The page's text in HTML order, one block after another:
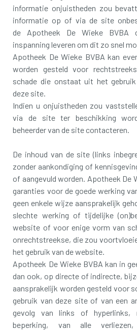
informatie onjuistheden zou
informatie op of via de site
de Apotheek De Wieke BVBA
inspanning leveren om dit zo snel
Apotheek De Wieke BVBA kan
worden gesteld voor
schade die onstaat uit het
deze site.
Indien u onjuistheden zou
via de site ter beschikking
beheerder van de site contacteren.
De inhoud van de site (links
zonder aankondiging of
of aangevuld worden. Apotheek De
garanties voor de goede werking
geen enkele wijze aansprakelijk
slechte werking of tijdelijke
website of voor enige vorm van
onrechtstreekse, die zou
het gebruik van de website.
Apotheek De Wieke BVBA kan in
dan ook, op directe of indirecte,
aansprakelijk worden gesteld voor
gebruik van deze site of van een
gevolg van links of hyperlinks,
beperking, van alle verliezen,